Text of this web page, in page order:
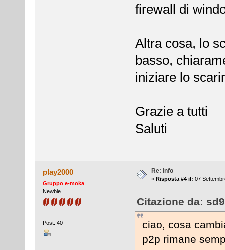
firewall di
Altra cosa, lo
basso,
iniziare lo
Grazie a tutti
Saluti
play2000
Gruppo e-moka
Newbie
Post: 40
Re: Info
« Risposta #4 il: 07
Citazione da:
ciao, cosa
p2p rimane